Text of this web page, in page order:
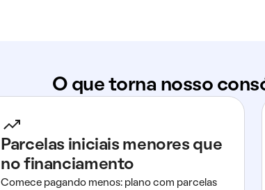
O que torna nosso
Parcelas iniciais menores que
no financiamento
Comece pagando menos: plano com parcelas